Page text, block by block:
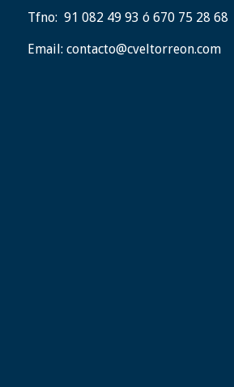
Tfno: 91 082 49 93 ó 670 75 28 68
Email: contacto@cveltorreon.com